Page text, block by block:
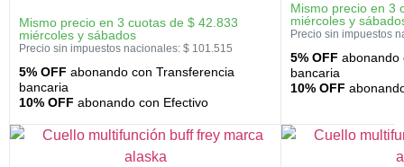
Mismo precio en 3 cuotas de $ 42.833
miércoles y sábados
Precio sin impuestos nacionales: $ 101.515
5% OFF abonando con Transferencia
bancaria
10% OFF abonando con Efectivo
Mismo precio en 3
miércoles y
Precio sin impuestos
5% OFF abonando
bancaria
10% OFF